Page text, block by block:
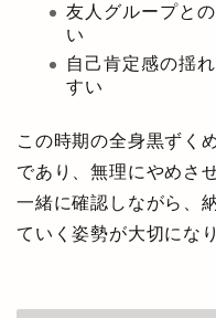
友人グループと
い
自己肯定感の揺
すい
この時期の全身黒ずく
であり、無理にやめさ
一緒に確認しながら、
ていく姿勢が大切にな